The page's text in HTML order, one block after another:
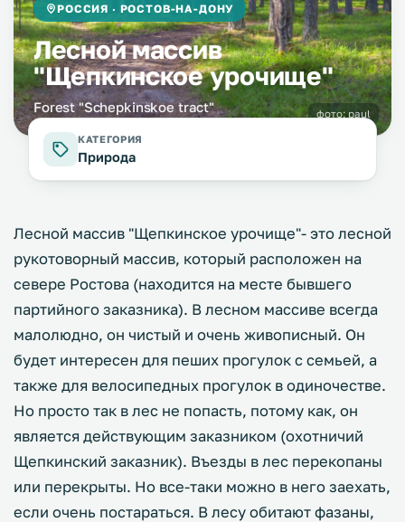
РОССИЯ · РОСТОВ-НА-ДОНУ
Лесной массив
"Щепкинское урочище"
Forest "Schepkinskoe tract" фото: paul
КАТЕГОРИЯ
Природа
Лесной массив "Щепкинское урочище"- это лесной
рукотоворный массив, который расположен на
севере Ростова (находится на месте бывшего
партийного заказника). В лесном массиве всегда
малолюдно, он чистый и очень живописный. Он
будет интересен для пеших прогулок с семьей, а
также для велосипедных прогулок в одиночестве.
Но просто так в лес не попасть, потому как, он
является действующим заказником (охотничий
Щепкинский заказник). Въезды в лес перекопаны
или перекрыты. Но все-таки можно в него заехать,
если очень постараться. В лесу обитают фазаны,